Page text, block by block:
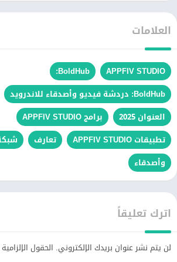
العلامات
APPFIV STUDIO
BoldHub:
BoldHub: دردشة فيديو وأصدقاء للاندرويد
العنوان 2025
برامج APPFIV STUDIO
تطبيقات APPFIV STUDIO
تعارف‎
وأصدقاء
اترك تعليقاً
لن يتم نشر عنوان بريدك الإلكتروني. الحقول